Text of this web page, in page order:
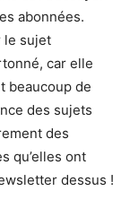
abonnées.
le sujet
car elle
beaucoup de
des sujets
des
qu’elles ont
dessus !